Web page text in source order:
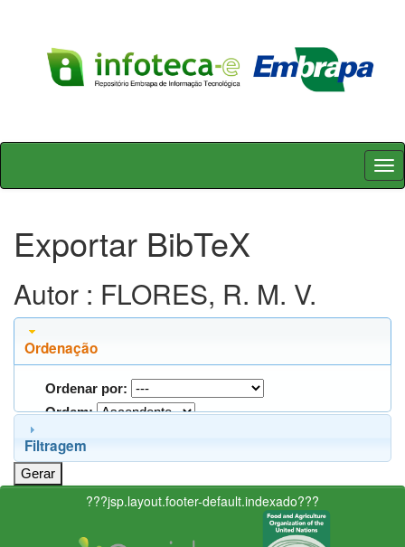
Skip
Exportar BibTeX
Autor : FLORES, R. M. V.
Ordenação
Ordenar por:
Ordem:
Filtragem
???jsp.layout.footer-default.indexado???